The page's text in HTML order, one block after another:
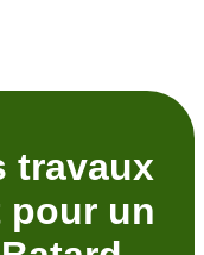
travaux
pour un